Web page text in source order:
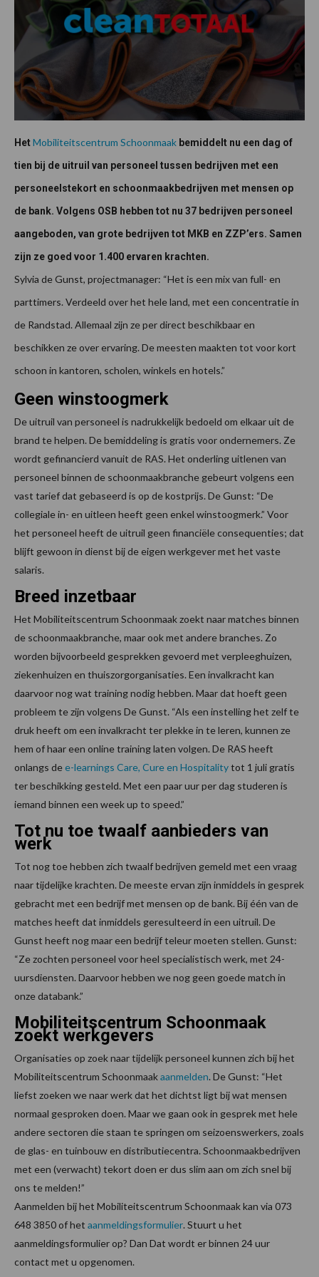
HetMobiliteitscentrum Schoonmaak bemiddelt nu een dag of
tien bij de uitruil van personeel tussen bedrijven met een
personeelstekort en schoonmaakbedrijven met mensen op
de bank. Volgens OSB hebben tot nu 37 bedrijven personeel
aangeboden, van grote bedrijven tot MKB en ZZP’ers. Samen
zijn ze goed voor 1.400 ervaren krachten.
Sylvia de Gunst, projectmanager: “Het is een mix van full- en
parttimers. Verdeeld over het hele land, met een concentratie in
de Randstad. Allemaal zijn ze per direct beschikbaar en
beschikken ze over ervaring. De meesten maakten tot voor kort
schoon in kantoren, scholen, winkels en hotels.”
Geen winstoogmerk
De uitruil van personeel is nadrukkelijk bedoeld om elkaar uit de
brand te helpen. De bemiddeling is gratis voor ondernemers. Ze
wordt gefinancierd vanuit de RAS. Het onderling uitlenen van
personeel binnen de schoonmaakbranche gebeurt volgens een
vast tarief dat gebaseerd is op de kostprijs. De Gunst: “De
collegiale in- en uitleen heeft geen enkel winstoogmerk.” Voor
het personeel heeft de uitruil geen financiële consequenties; dat
blijft gewoon in dienst bij de eigen werkgever met het vaste
salaris.
Breed inzetbaar
Het Mobiliteitscentrum Schoonmaak zoekt naar matches binnen
de schoonmaakbranche, maar ook met andere branches. Zo
worden bijvoorbeeld gesprekken gevoerd met verpleeghuizen,
ziekenhuizen en thuiszorgorganisaties. Een invalkracht kan
daarvoor nog wat training nodig hebben. Maar dat hoeft geen
probleem te zijn volgens De Gunst. “Als een instelling het zelf te
druk heeft om een invalkracht ter plekke in te leren, kunnen ze
hem of haar een online training laten volgen. De RAS heeft
onlangs dee-learnings Care, Cure en Hospitalitytot 1 juli gratis
ter beschikking gesteld. Met een paar uur per dag studeren is
iemand binnen een week up to speed.”
Tot nu toe twaalf aanbieders van
werk
Tot nog toe hebben zich twaalf bedrijven gemeld met een vraag
naar tijdelijke krachten. De meeste ervan zijn inmiddels in gesprek
gebracht met een bedrijf met mensen op de bank. Bij één van de
matches heeft dat inmiddels geresulteerd in een uitruil. De
Gunst heeft nog maar een bedrijf teleur moeten stellen. Gunst:
“Ze zochten personeel voor heel specialistisch werk, met 24-
uursdiensten. Daarvoor hebben we nog geen goede match in
onze databank.”
Mobiliteitscentrum Schoonmaak
zoekt werkgevers
Organisaties op zoek naar tijdelijk personeel kunnen zich bij het
Mobiliteitscentrum Schoonmaakaanmelden. De Gunst: “Het
liefst zoeken we naar werk dat het dichtst ligt bij wat mensen
normaal gesproken doen. Maar we gaan ook in gesprek met hele
andere sectoren die staan te springen om seizoenswerkers, zoals
de glas- en tuinbouw en distributiecentra. Schoonmaakbedrijven
met een (verwacht) tekort doen er dus slim aan om zich snel bij
ons te melden!”
Aanmelden bij het Mobiliteitscentrum Schoonmaak kan via 073
648 3850 of het aanmeldingsformulier. Stuurt u het
aanmeldingsformulier op? Dan Dat wordt er binnen 24 uur
contact met u opgenomen.